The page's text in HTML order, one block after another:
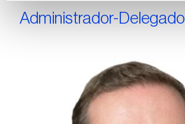
Administrador-Delegado